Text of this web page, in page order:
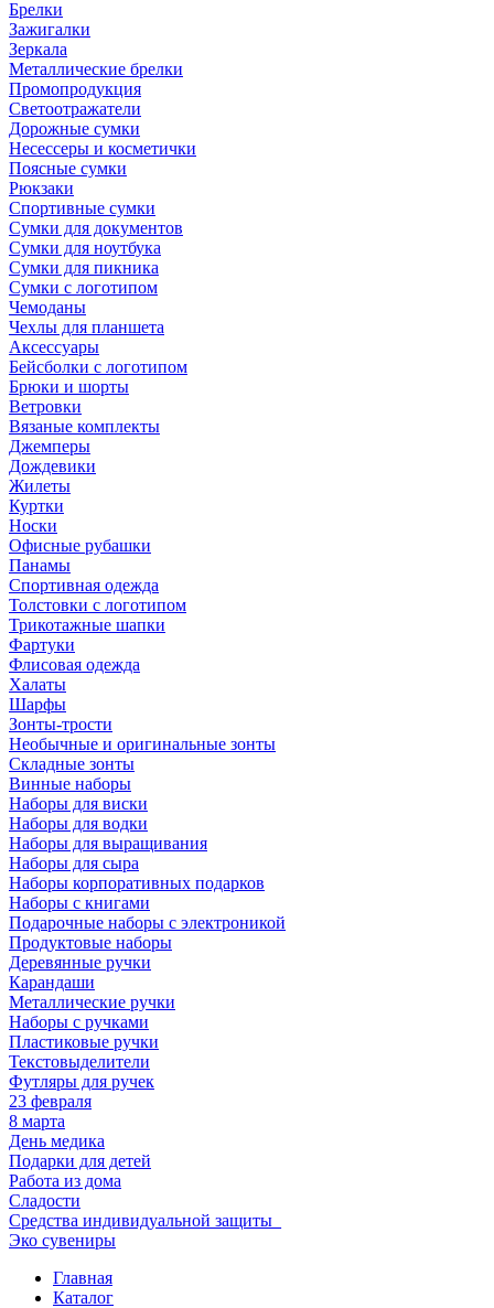
Брелки
Зажигалки
Зеркала
Металлические брелки
Промопродукция
Светоотражатели
Дорожные сумки
Несессеры и косметички
Поясные сумки
Рюкзаки
Спортивные сумки
Сумки для документов
Сумки для ноутбука
Сумки для пикника
Сумки с логотипом
Чемоданы
Чехлы для планшета
Аксессуары
Бейсболки с логотипом
Брюки и шорты
Ветровки
Вязаные комплекты
Джемперы
Дождевики
Жилеты
Куртки
Носки
Офисные рубашки
Панамы
Спортивная одежда
Толстовки с логотипом
Трикотажные шапки
Фартуки
Флисовая одежда
Халаты
Шарфы
Зонты-трости
Необычные и оригинальные зонты
Складные зонты
Винные наборы
Наборы для виски
Наборы для водки
Наборы для выращивания
Наборы для сыра
Наборы корпоративных подарков
Наборы с книгами
Подарочные наборы с электроникой
Продуктовые наборы
Деревянные ручки
Карандаши
Металлические ручки
Наборы с ручками
Пластиковые ручки
Текстовыделители
Футляры для ручек
23 февраля
8 марта
День медика
Подарки для детей
Работа из дома
Сладости
Средства индивидуальной защиты_
Эко сувениры
Главная
Каталог